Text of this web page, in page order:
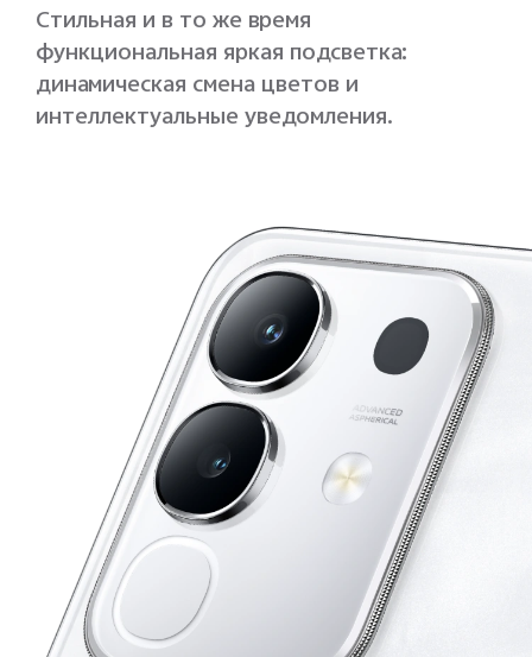
Стильная и в то же время
функциональная яркая подсветка:
динамическая смена цветов и
интеллектуальные уведомления.